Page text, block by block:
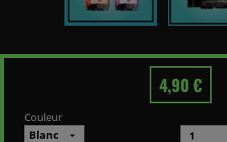
4,90 €
Couleur